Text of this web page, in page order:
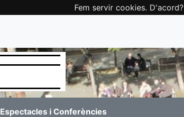
Fem servir cookies. D'acord?
Espectacles i Conferències